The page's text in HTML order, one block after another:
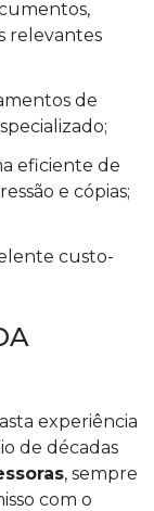
relevantes
de
eficiente de
e cópias;
custo-
experiência
de décadas
, sempre
com o